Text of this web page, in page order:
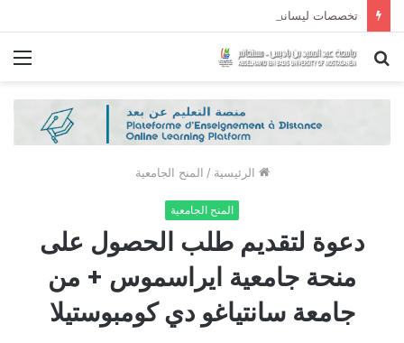
بحث
الرئيسية / المنح الجامعية
المنح الجامعية
دعوة لتقديم طلب الحصول على
منحة جامعية ايراسموس + من
جامعة سانتياغو دي كومبوستيلا